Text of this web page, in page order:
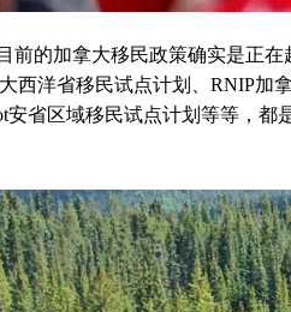
前的加拿大移民政策确实是正
西洋省移民试点计划、RNIP加
安省区域移民试点计划等等，